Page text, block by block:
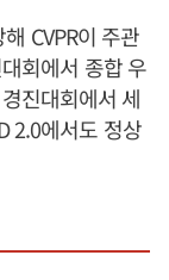
CVPR이 주관
회에서 종합 우
진대회에서 세
2.0에서도 정상